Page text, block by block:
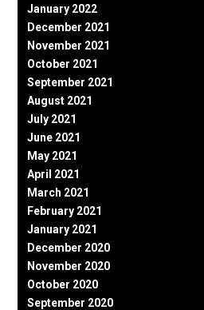
January 2022
December 2021
November 2021
October 2021
September 2021
August 2021
July 2021
June 2021
May 2021
April 2021
March 2021
February 2021
January 2021
December 2020
November 2020
October 2020
September 2020